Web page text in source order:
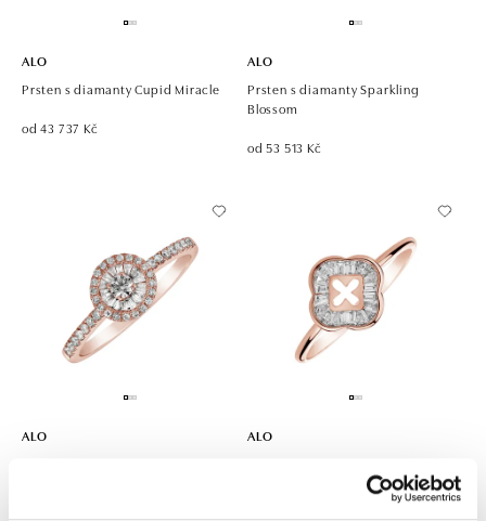
ALO
Prsten s diamanty Cupid Miracle
od 43 737 Kč
ALO
Prsten s diamanty Sparkling
Blossom
od 53 513 Kč
ALO
ALO